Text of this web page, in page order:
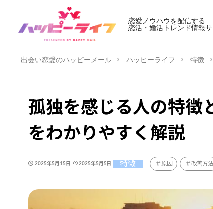
恋愛ノウハウを配信する
恋活・婚活トレンド情報サ
出会い恋愛のハッピーメール ハッピーライフ 特徴
孤独を感じる人の特徴
をわかりやすく解説
2025年5月15日 2025年5月5日 特徴 原因 改善方法